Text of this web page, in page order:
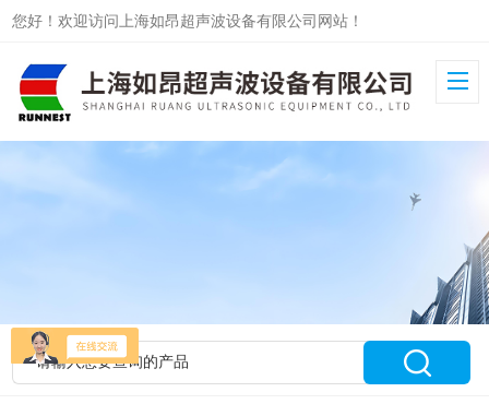
您好！欢迎访问上海如昂超声波设备有限公司网站！